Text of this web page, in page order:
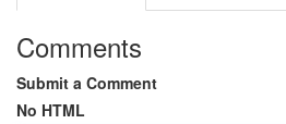
Comments
Submit a Comment
No HTML